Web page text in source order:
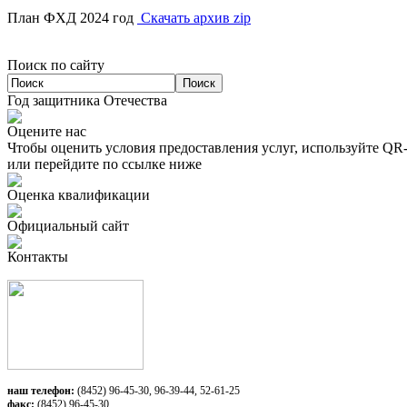
План ФХД 2024 год Скачать архив zip
Поиск по сайту
Год защитника Отечества
Оцените нас
Чтобы оценить условия предоставления услуг, используйте
или перейдите по ссылке ниже
Оценка квалификации
Официальный сайт
Контакты
наш телефон: (8452) 96-45-30, 96-39-44, 52-61-25
факс: (8452) 96-45-30